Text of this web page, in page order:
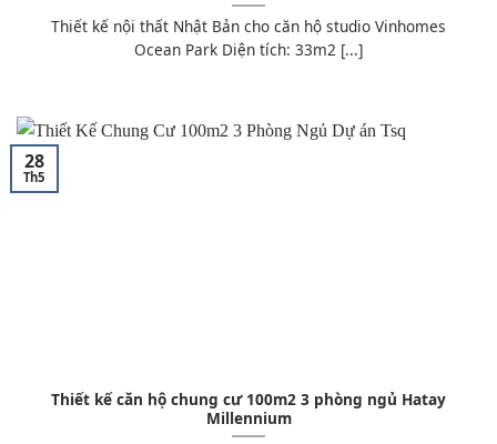
Thiết kế nội thất Nhật Bản cho căn hộ studio Vinhomes
Ocean Park Diện tích: 33m2 [...]
Thiết kế căn hộ chung cư 100m2 3 phòng ngủ Hatay
Millennium
28
Th5